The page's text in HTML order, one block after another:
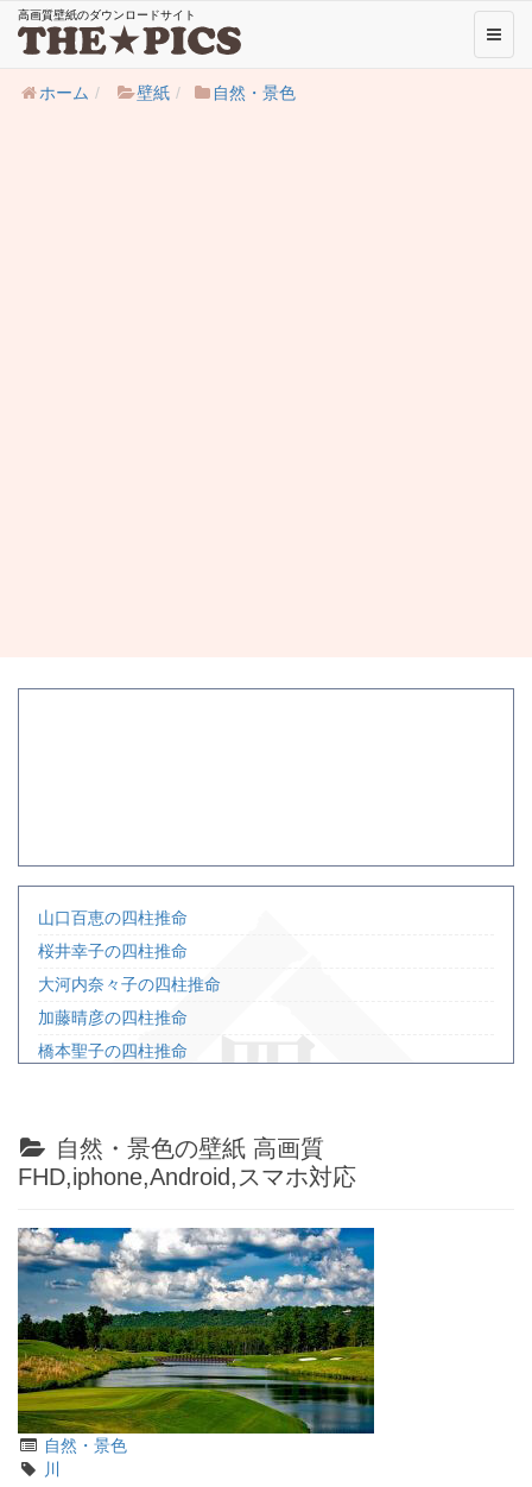
高画質壁紙のダウンロードサイト
ホーム
壁紙 自然・景色
山口百恵の四柱推命
桜井幸子の四柱推命
大河内奈々子の四柱推命
加藤晴彦の四柱推命
橋本聖子の四柱推命
加藤あいの四柱推命
益子直美の四柱推命
- Powered by
自然・景色の壁紙 高画質
FHD,iphone,Android,スマホ対応
カ
テ
ゴ
自然・景色
タ 川